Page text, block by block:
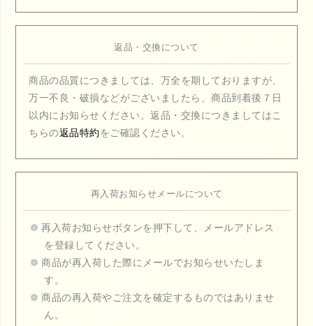
返品・交換について
商品の品質につきましては、万全を期しておりますが、
万一不良・破損などがございましたら、商品到着後７日
以内にお知らせください。返品・交換につきましてはこ
ちらの返品特約 をご確認ください。
再入荷お知らせメールについて
再入荷お知らせボタンを押下して、メールアドレス
を登録してください。
商品が再入荷した際にメールでお知らせいたしま
す。
商品の再入荷やご注文を確定するものではありませ
ん。